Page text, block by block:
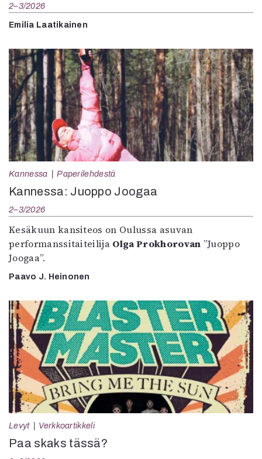
2–3/2026
Emilia Laatikainen
Kannessa Paperilehdestä
Kannessa: Juoppo Joogaa
2–3/2026
Kesäkuun kansiteos on Oulussa asuvan
performanssitaiteilija Olga Prokhorovan ”Juoppo
Joogaa”.
Paavo J. Heinonen
Levyt Verkkoartikkeli
Paa skaks tässä?